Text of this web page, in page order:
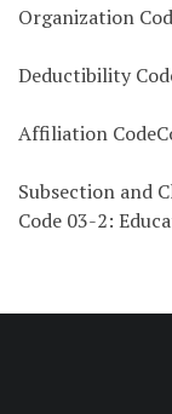
Organization
Deductibility
Affiliation
Subsection and
Code 03-2: